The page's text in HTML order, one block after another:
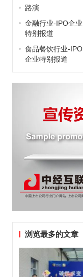
路演
金融行业-IPO企业
特别报道
食品餐饮行业-IPO
企业特别报道
浏览最多的文章